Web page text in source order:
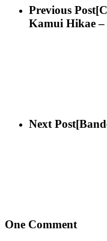
Previous Post
Kamui Hikae –
Next Post
One Comment